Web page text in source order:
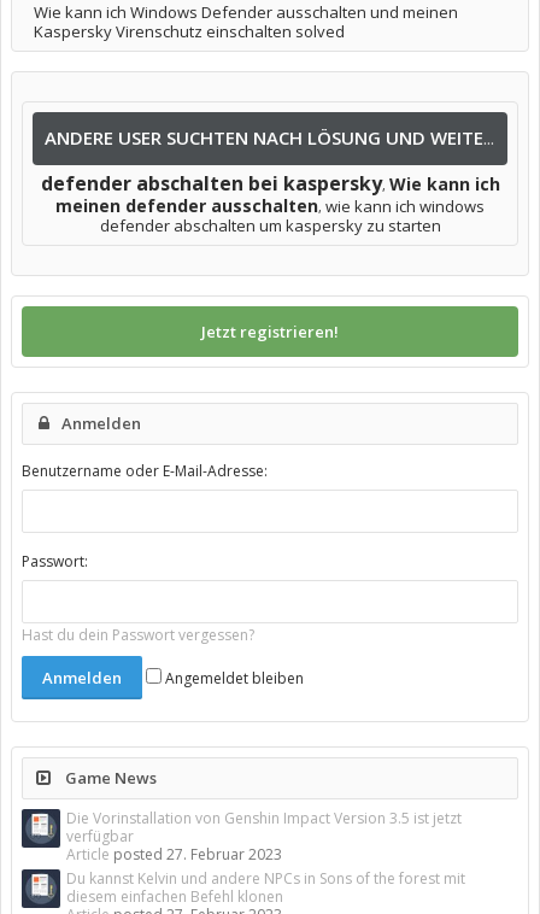
Wie kann ich Windows Defender ausschalten und meinen
Kaspersky Virenschutz einschalten solved
ANDERE USER SUCHTEN NACH LÖSUNG UND WEITEREN INFOS NACH:
defender abschalten bei kaspersky, Wie kann ich
meinen defender ausschalten, wie kann ich windows
defender abschalten um kaspersky zu starten
Jetzt registrieren!
Anmelden
Benutzername oder E-Mail-Adresse:
Passwort:
Hast du dein Passwort vergessen?
Angemeldet bleiben
Game News
Die Vorinstallation von Genshin Impact Version 3.5 ist jetzt
verfügbar
Article posted 27. Februar 2023
Du kannst Kelvin und andere NPCs in Sons of the forest mit
diesem einfachen Befehl klonen